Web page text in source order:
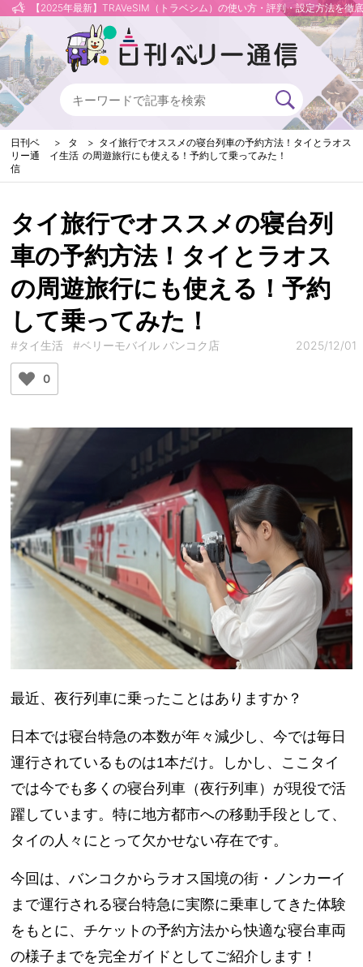
【2025年最新】TRAVeSIM（トラベシム）の使い方・評判・設定方法を徹
日刊ベ
リー通
信
タ
イ生活
タイ旅行でオススメの寝台列車の予約方法！タイとラオス
の周遊旅行にも使える！予約して乗ってみた！
タイ旅行でオススメの寝台列
車の予約方法！タイとラオス
の周遊旅行にも使える！予約
して乗ってみた！
#タイ生活 #ベリーモバイル バンコク店 2025/12/01
0
最近、夜行列車に乗ったことはありますか？
日本では寝台特急の本数が年々減少し、今では毎日
運行されているものは1本だけ。しかし、ここタイ
では今でも多くの寝台列車（夜行列車）が現役で活
躍 しています。特に地方都市への移動手段として、
タイの人々にとって欠かせない存在です。
今回は、バンコクからラオス国境の街・ノンカーイ
まで運行される寝台特急に実際に乗車してきた体験
をもとに、チケットの予約方法から快適な寝台車両
の様子までを完全ガイドとしてご紹介します！